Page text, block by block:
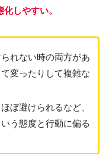
しやすい。
れない時の両方があ
変ったりして複雑な
ぼ避けられるなど、
う態度と行動に偏る